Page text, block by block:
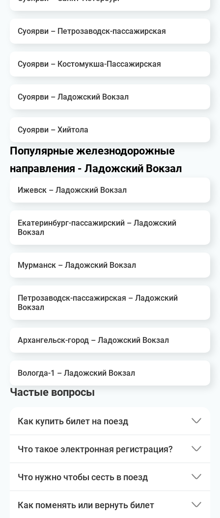
Суоярви – Петрозаводск-пассажирская
Суоярви – Костомукша-Пассажирская
Суоярви – Ладожский Вокзал
Суоярви – Хийтола
Популярные железнодорожные
направления - Ладожский Вокзал
Ижевск – Ладожский Вокзал
Екатеринбург-пассажирский – Ладожский
Вокзал
Мурманск – Ладожский Вокзал
Петрозаводск-пассажирская – Ладожский
Вокзал
Архангельск-город – Ладожский Вокзал
Вологда-1 – Ладожский Вокзал
Частые вопросы
Как купить билет на поезд
Что такое электронная регистрация?
Что нужно чтобы сесть в поезд
Как поменять или вернуть билет